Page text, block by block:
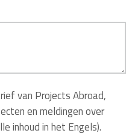
van Projects Abroad,
en meldingen over
inhoud in het Engels).